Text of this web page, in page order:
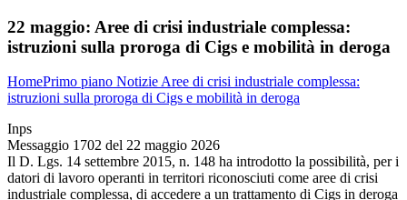
22 maggio: Aree di crisi industriale complessa:
istruzioni sulla proroga di Cigs e mobilità in deroga
HomePrimo piano NotizieAree di crisi industriale complessa:
istruzioni sulla proroga di Cigs e mobilità in deroga
Inps
Messaggio 1702 del 22 maggio 2026
Il D. Lgs. 14 settembre 2015, n. 148 ha introdotto la possibilità, per i
datori di lavoro operanti in territori riconosciuti come aree di crisi
industriale complessa, di accedere a un trattamento di Cigs in deroga